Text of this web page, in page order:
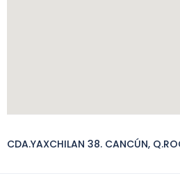
CDA.YAXCHILAN 38. CANCÚN,